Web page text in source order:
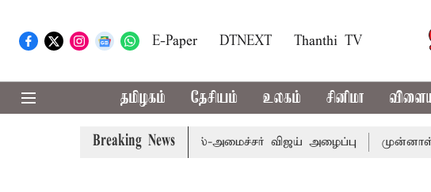
E-Paper DTNEXT Thanthi TV
தமிழகம் தேசியம் உலகம் சினிமா
Breaking News
கூட்டத்துக்கு முதல்-அமைச்சர் விஜய் அழைப்பு முன்னாள் அமைச்சர்